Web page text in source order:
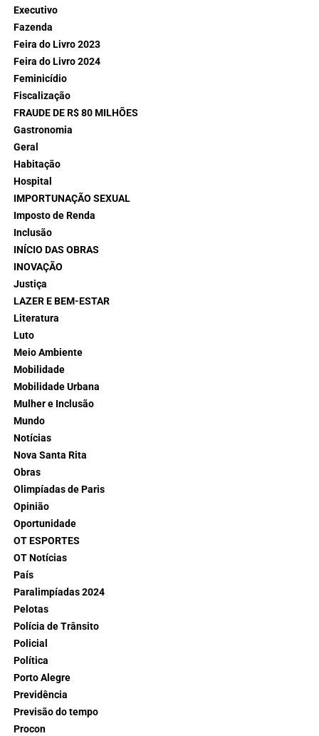
Executivo
Fazenda
Feira do Livro 2023
Feira do Livro 2024
Feminicídio
Fiscalização
FRAUDE DE R$ 80 MILHÕES
Gastronomia
Geral
Habitação
Hospital
IMPORTUNAÇÃO SEXUAL
Imposto de Renda
Inclusão
INÍCIO DAS OBRAS
INOVAÇÃO
Justiça
LAZER E BEM-ESTAR
Literatura
Luto
Meio Ambiente
Mobilidade
Mobilidade Urbana
Mulher e Inclusão
Mundo
Notícias
Nova Santa Rita
Obras
Olimpíadas de Paris
Opinião
Oportunidade
OT ESPORTES
OT Notícias
País
Paralimpíadas 2024
Pelotas
Polícia de Trânsito
Policial
Política
Porto Alegre
Previdência
Previsão do tempo
Procon